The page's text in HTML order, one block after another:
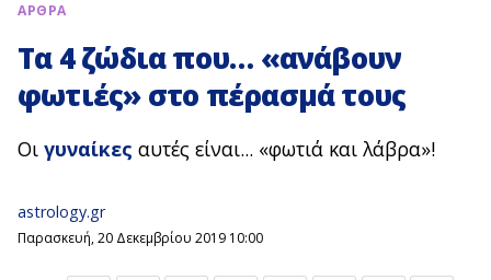
ΑΡΘΡΑ
Τα 4 ζώδια που… «ανάβουν
φωτιές» στο πέρασμά τους
Οι γυναίκες αυτές είναι... «φωτιά και λάβρα»!
astrology.gr
Παρασκευή, 20 Δεκεμβρίου 2019 10:00